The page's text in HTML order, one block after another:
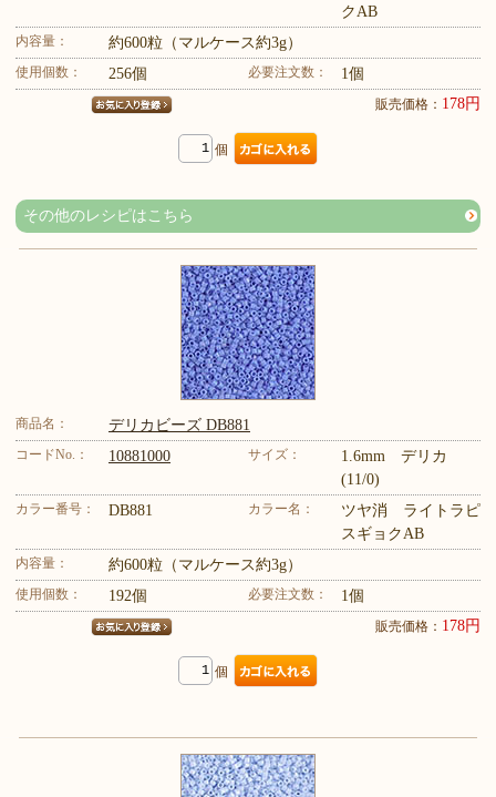
クAB
内容量： 約600粒（マルケース約3g）
使用個数： 256個 必要注文数： 1個
販売価格： 178円
個
その他のレシピはこちら
商品名： デリカビーズ DB881
コードNo.： 10881000 サイズ：
1.6mm デリカ
(11/0)
カラー番号： DB881 カラー名：
ツヤ消 ライトラピ
スギョクAB
内容量： 約600粒（マルケース約3g）
使用個数： 192個 必要注文数： 1個
販売価格： 178円
個